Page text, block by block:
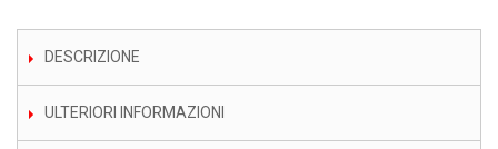
DESCRIZIONE
ULTERIORI INFORMAZIONI